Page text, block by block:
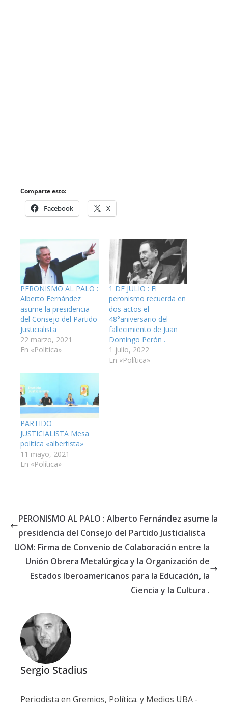
Comparte esto:
Facebook X
PERONISMO AL PALO :
Alberto Fernández
asume la presidencia
del Consejo del Partido
Justicialista
22 marzo, 2021
En «Política»
1 DE JULIO : El
peronismo recuerda en
dos actos el
48°aniversario del
fallecimiento de Juan
Domingo Perón .
1 julio, 2022
En «Política»
PARTIDO
JUSTICIALISTA Mesa
política «albertista»
11 mayo, 2021
En «Política»
PERONISMO AL PALO : Alberto Fernández asume la
presidencia del Consejo del Partido Justicialista
UOM: Firma de Convenio de Colaboración entre la
Unión Obrera Metalúrgica y la Organización de
Estados Iberoamericanos para la Educación, la
Ciencia y la Cultura .
Sergio Stadius
Periodista en Gremios, Política. y Medios UBA -